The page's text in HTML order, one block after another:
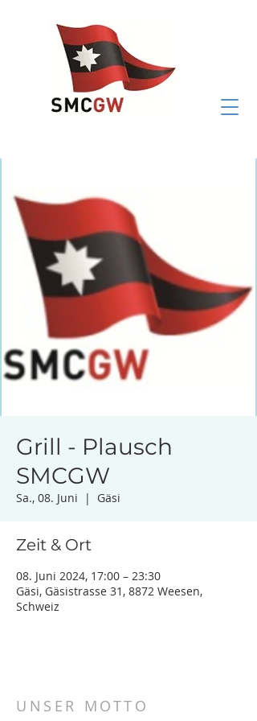
Grill - Plausch
SMCGW
Sa., 08. Juni
  |
Gäsi
Zeit & Ort
08. Juni 2024, 17:00 – 23:30
Gäsi, Gäsistrasse 31, 8872 Weesen,
Schweiz
UNSER MOTTO